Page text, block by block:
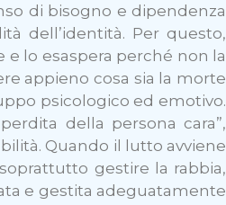
di bisogno e dipendenza
dell’identità. Per questo,
lo esaspera perché non la
appieno cosa sia la morte
psicologico ed emotivo.
della persona cara”,
Quando il lutto avviene
gestire la rabbia,
e gestita adeguatamente